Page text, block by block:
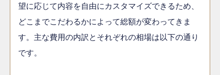
望に応じて内容を自由にカスタマイズできるため、
どこまでこだわるかによって総額が変わってきま
す。主な費用の内訳とそれぞれの相場は以下の通り
です。